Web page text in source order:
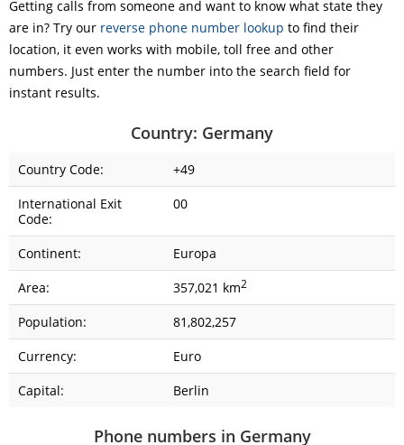
Getting calls from someone and want to know what state they
are in? Try our reverse phone number lookup to find their
location, it even works with mobile, toll free and other
numbers. Just enter the number into the search field for
instant results.
Country: Germany
Country Code:
+49
International Exit
Code:
00
Continent:
Europa
Area:
357,021 km2
Population:
81,802,257
Currency:
Euro
Capital:
Berlin
Phone numbers in Germany